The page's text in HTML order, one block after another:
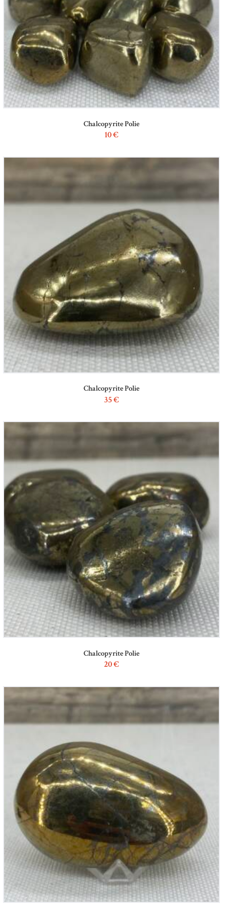
Chalcopyrite Polie
10€
Chalcopyrite Polie
35€
Chalcopyrite Polie
20€